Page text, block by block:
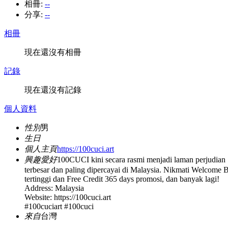
相冊: --
分享: --
相冊
現在還沒有相冊
記錄
現在還沒有記錄
個人資料
性別男
生日
個人主頁https://100cuci.art
興趣愛好100CUCI kini secara rasmi menjadi laman perjudian
terbesar dan paling dipercayai di Malaysia. Nikmati Welcome
tertinggi dan Free Credit 365 days promosi, dan banyak lagi!
Address: Malaysia
Website: https://100cuci.art
#100cuciart #100cuci
來自台灣